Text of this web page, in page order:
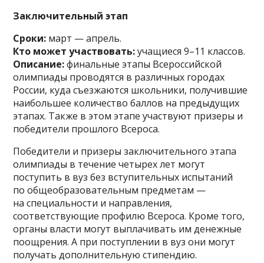
Заключительный этап
Сроки: март — апрель.
Кто может участвовать:учащиеся 9–11 классов.
Описание:финальные этапы Всероссийской
олимпиады проводятся в различных городах
России, куда съезжаются школьники, получившие
наибольшее количество баллов на предыдущих
этапах. Также в этом этапе участвуют призеры и
победители прошлого Всероса.
Победители и призеры заключительного этапа
олимпиады в течение четырех лет могут
поступить в вуз без вступительных испытаний
по общеобразовательным предметам —
на специальности и направления,
соответствующие профилю Всероса. Кроме того,
органы власти могут выплачивать им денежные
поощрения. А при поступлении в вуз они могут
получать дополнительную стипендию.